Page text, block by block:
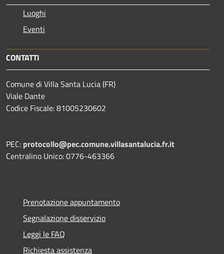
Luoghi
Eventi
CONTATTI
Comune di Villa Santa Lucia (FR)
Viale Dante
Codice Fiscale: 81005230602
PEC: protocollo@pec.comune.villasantalucia.fr.it
Centralino Unico: 0776-463366
Prenotazione appuntamento
Segnalazione disservizio
Leggi le FAQ
Richiesta assistenza